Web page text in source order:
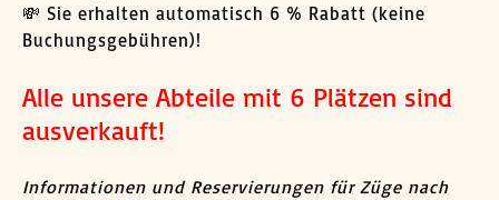
💸 Sie erhalten automatisch 6 % Rabatt (keine
Buchungsgebühren)!
Alle unsere Abteile mit 6 Plätzen sind
ausverkauft!
Informationen und Reservierungen für Züge nach